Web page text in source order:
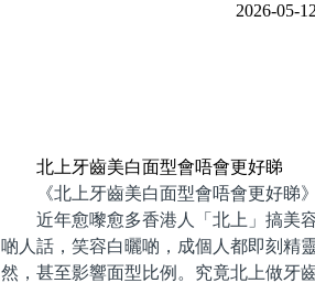
2026-05-
北上牙齒美白面型會唔會更好睇
《北上牙齒美白面型會唔會更好睇》
近年愈嚟愈多香港人「北上」搞美容
啲人話，笑容白曬啲，成個人都即刻精
然，甚至影響面型比例。究竟北上做牙